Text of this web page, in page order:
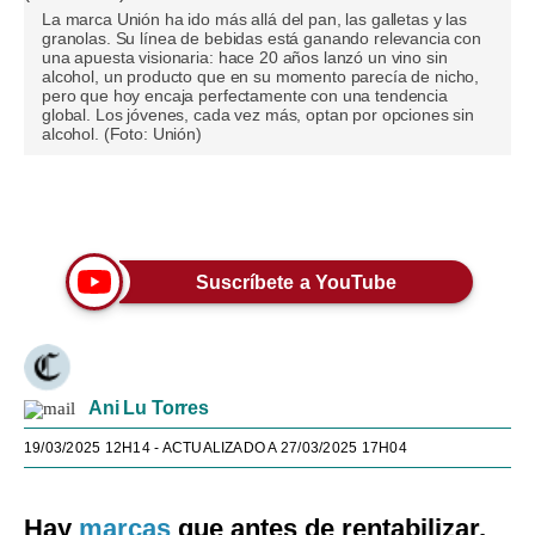
La marca Unión ha ido más allá del pan, las galletas y las
granolas. Su línea de bebidas está ganando relevancia con
una apuesta visionaria: hace 20 años lanzó un vino sin
alcohol, un producto que en su momento parecía de nicho,
pero que hoy encaja perfectamente con una tendencia
global. Los jóvenes, cada vez más, optan por opciones sin
alcohol. (Foto: Unión)
Suscríbete a YouTube
Ani Lu Torres
19/03/2025 12H14- ACTUALIZADO A 27/03/2025 17H04
Hay marcas que antes de rentabilizar,